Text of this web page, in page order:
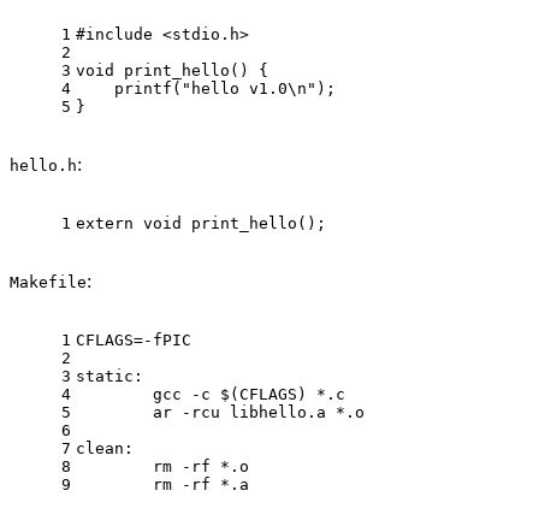
1
2
3
4
5
#include <stdio.h>
void
print_hello ()
{
printf ( "hello v1.0\n" );
}
hello.h:
1 extern void print_hello () ;
Makefile:
1
2
3
4
5
6
7
8
9
CFLAGS=-fPIC
static:
	gcc -c
$(CFLAGS)
*.c
	ar -rcu libhello.a *.o
clean:
	rm -rf *.o
	rm -rf *.a